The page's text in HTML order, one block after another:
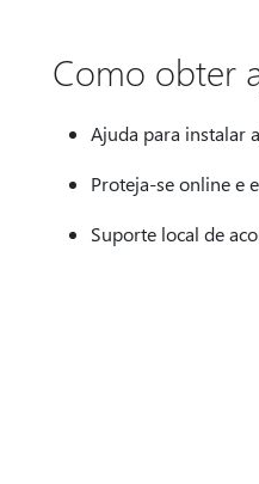
Como obter
Ajuda para instalar
Proteja-se online e
Suporte local de